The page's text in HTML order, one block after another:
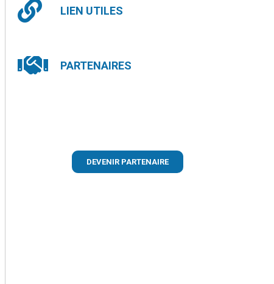
LIEN UTILES
PARTENAIRES
DEVENIR PARTENAIRE